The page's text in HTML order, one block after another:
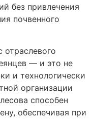
без привлечения
почвенного
отраслевого
— и это не
и технологически
организации
способен
обеспечивая при